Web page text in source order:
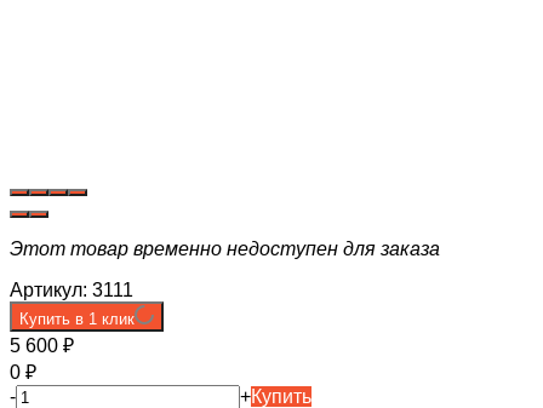
Этот товар временно недоступен для заказа
Артикул: 3111
Купить в 1 клик
5 600 ₽
0 ₽
-
+Купить